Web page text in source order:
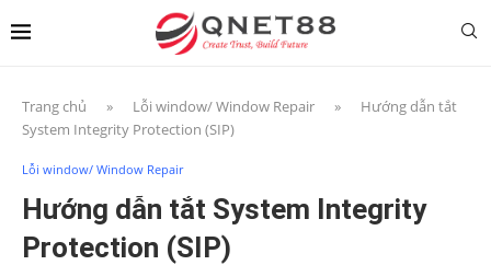
Trang chủ » Lỗi window/ Window Repair »
Hướng dẫn tắt
System Integrity Protection (SIP)
Lỗi window/ Window Repair
Hướng dẫn tắt System Integrity
Protection (SIP)